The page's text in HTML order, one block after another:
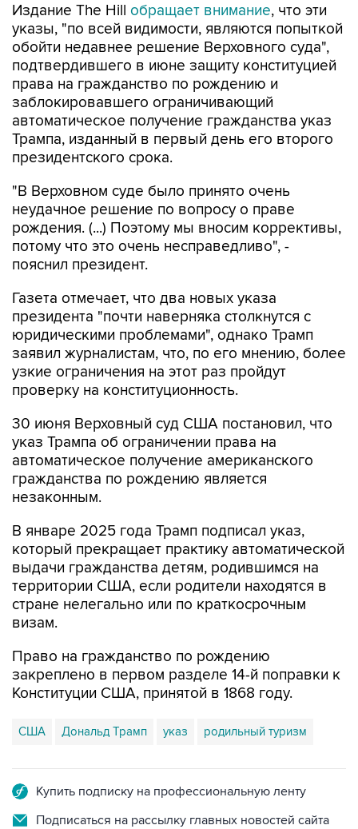
Издание The Hill обращает внимание, что эти
указы, "по всей видимости, являются попыткой
обойти недавнее решение Верховного суда",
подтвердившего в июне защиту конституцией
права на гражданство по рождению и
заблокировавшего ограничивающий
автоматическое получение гражданства указ
Трампа, изданный в первый день его второго
президентского срока.
"В Верховном суде было принято очень
неудачное решение по вопросу о праве
рождения. (...) Поэтому мы вносим коррективы,
потому что это очень несправедливо", -
пояснил президент.
Газета отмечает, что два новых указа
президента "почти наверняка столкнутся с
юридическими проблемами", однако Трамп
заявил журналистам, что, по его мнению, более
узкие ограничения на этот раз пройдут
проверку на конституционность.
30 июня Верховный суд США постановил, что
указ Трампа об ограничении права на
автоматическое получение американского
гражданства по рождению является
незаконным.
В январе 2025 года Трамп подписал указ,
который прекращает практику автоматической
выдачи гражданства детям, родившимся на
территории США, если родители находятся в
стране нелегально или по краткосрочным
визам.
Право на гражданство по рождению
закреплено в первом разделе 14-й поправки к
Конституции США, принятой в 1868 году.
США Дональд Трамп указ родильный туризм
Купить подписку на профессиональную ленту
Подписаться на рассылку главных новостей сайта